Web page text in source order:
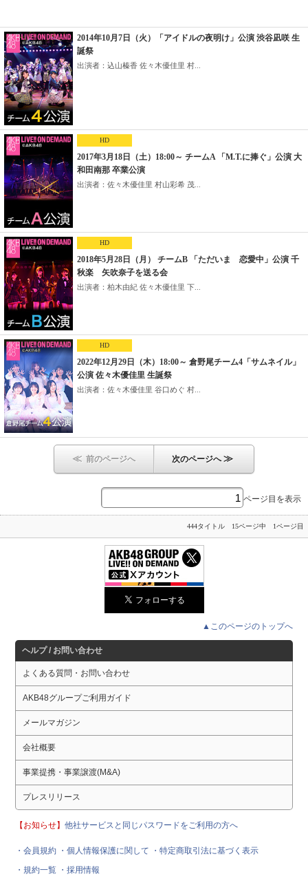
2014年10月7日（火）「アイドルの夜明け」公演 渋谷凪咲 生
誕祭
出演者：込山榛香 佐々木優佳里 村...
HD
2017年3月18日（土）18:00～ チームA 「M.T.に捧ぐ」公演 大
和田南那 卒業公演
出演者：佐々木優佳里 村山彩希 茂...
HD
2018年5月28日（月） チームB 「ただいま 恋愛中」公演 千
秋楽 矢吹奈子を送る会
出演者：柏木由紀 佐々木優佳里 下...
HD
2022年12月29日（木）18:00～ 倉野尾チーム4「サムネイル」
公演 佐々木優佳里 生誕祭
出演者：佐々木優佳里 谷口めぐ 村...
≪ 前のページへ 次のページへ≫
ページ目を表示
444タイトル 15ページ中 1ページ目
▲このページのトップへ
ヘルプ / お問い合わせ
よくある質問・お問い合わせ
AKB48グループご利用ガイド
メールマガジン
会社概要
事業提携・事業譲渡(M&A)
プレスリリース
【お知らせ】他社サービスと同じパスワードをご利用の方へ
・会員規約 ・個人情報保護に関して
・特定商取引法に基づく表示
・規約一覧 ・採用情報